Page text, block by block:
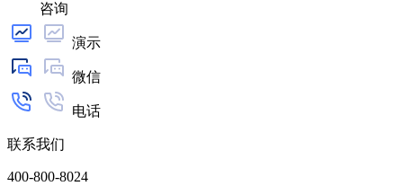
咨询
演示
微信
电话
联系我们
400-800-8024